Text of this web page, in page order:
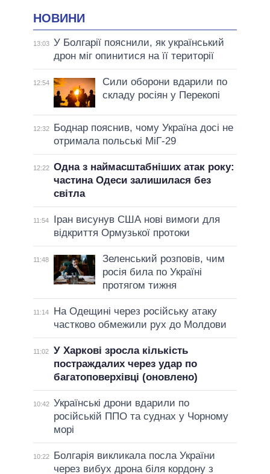
НОВИНИ
13:03 У Болгарії пояснили, як український
дрон міг опинитися на її території
12:54
Сили оборони вдарили по
складу росіян у Перекопі
12:32
Боднар пояснив, чому Україна досі не
отримала польські МіГ-29
12:22 Одна з наймасштабніших атак року:
частина Одеси залишилася без
світла
11:54
Іран висунув США нові вимоги для
відкриття Ормузької протоки
11:48
Зеленський розповів, чим
росія била по Україні
протягом тижня
11:14
На Одещині через російську атаку
частково обмежили рух до Молдови
11:02
У Харкові зросла кількість
постраждалих через удар по
багатоповерхівці (оновлено)
10:42 Українські дрони вдарили по
російській ППО та суднах у Чорному
морі
10:22
Болгарія викликала посла України
через вибух дрона біля кордону з